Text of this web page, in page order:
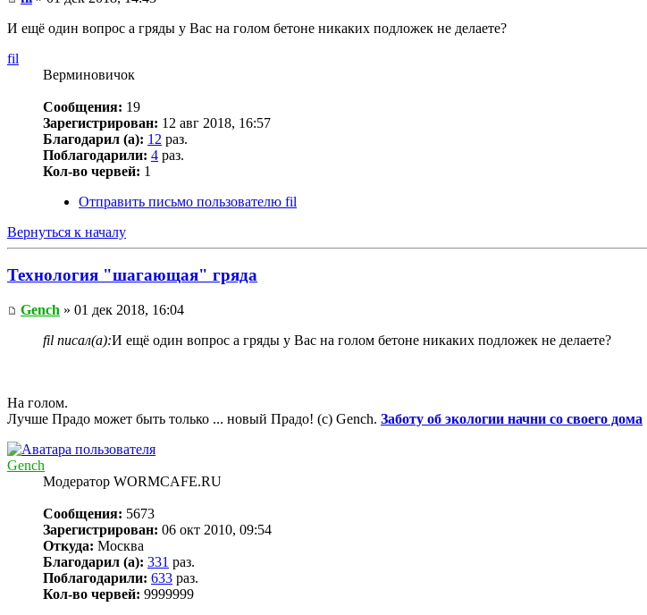
И ещё один вопрос а гряды у Вас на голом бетоне никаких подложек не делаете?
fil
Верминовичок
Сообщения: 19
Зарегистрирован: 12 авг 2018, 16:57
Благодарил (а): 12 раз.
Поблагодарили: 4 раз.
Кол-во червей: 1
Отправить письмо пользователю fil
Вернуться к началу
Технология "шагающая" гряда
Gench » 01 дек 2018, 16:04
fil писал(а):И ещё один вопрос а гряды у Вас на голом бетоне никаких подложек не делаете?
На голом.
Лучше Прадо может быть только ... новый Прадо! (c) Gench. Заботу об экологии начни со своего дома
Gench
Модератор WORMCAFE.RU
Сообщения: 5673
Зарегистрирован: 06 окт 2010, 09:54
Откуда: Москва
Благодарил (а): 331 раз.
Поблагодарили: 633 раз.
Кол-во червей: 9999999